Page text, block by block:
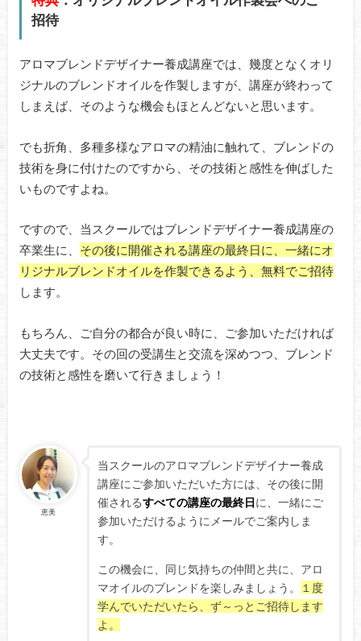
招待
アロマブレンドデザイナー養成講座では、幾度となくオリ
ジナルのブレンドオイルを作製しますが、講座が終わって
しまえば、そのような機会もほとんどないと思います。
でも折角、多種多様なアロマの精油に触れて、ブレンドの
技術を身に付けたのですから、その技術と感性を伸ばした
いものですよね。
ですので、当スクールではブレンドデザイナー養成講座の
卒業生に、 その後に開催される講座の最終日に、一緒にオ
リジナルブレンドオイルを作製できるよう、無料でご招待
します。
もちろん、ご自分の都合が良い時に、ご参加いただければ
大丈夫です。その回の受講生と交流を深めつつ、ブレンド
の技術と感性を磨いて行きましょう！
恵美
当スクールのアロマブレンドデザイナー養成
講座にご参加いただいた方には、その後に開
催されるすべての講座の最終日に、一緒にご
参加いただけるようにメールでご案内しま
す。
この機会に、同じ気持ちの仲間と共に、アロ
マオイルのブレンドを楽しみましょう。
１度
学んでいただいたら、ず～っとご招待します
よ。